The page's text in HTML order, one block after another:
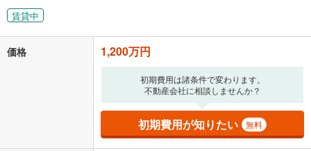
賃貸中
価格 1,200万円
初期費用は諸条件で変わります。
不動産会社に相談しませんか？
初期費用が知りたい 無料